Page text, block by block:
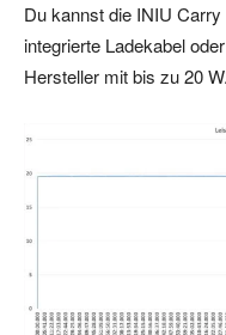
Du kannst die INIU
integrierte Ladekabel
Hersteller mit bis zu 20 W.